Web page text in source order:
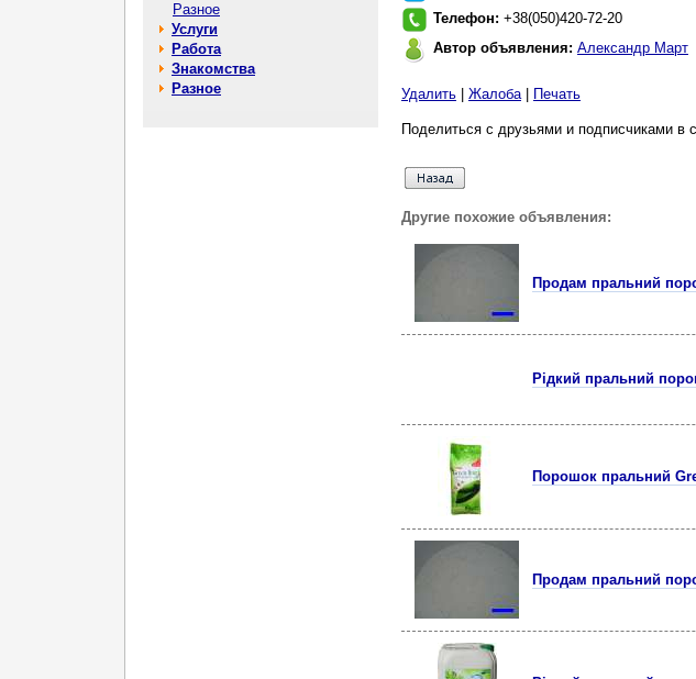
Разное
Услуги
Работа
Знакомства
Разное
Телефон: +38(050)420-72-20
Автор объявления: Александр Март
Удалить Жалоба| Печать
Поделиться с друзьями и подписчиками в
Другие похожие объявления:
Продам пральний
Рідкий пральний
Порошок пральний
Продам пральний